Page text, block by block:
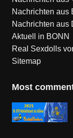
Nachrichten aus
Nachrichten aus
Aktuell in BONN
Real Sexdolls
Sitemap
Most